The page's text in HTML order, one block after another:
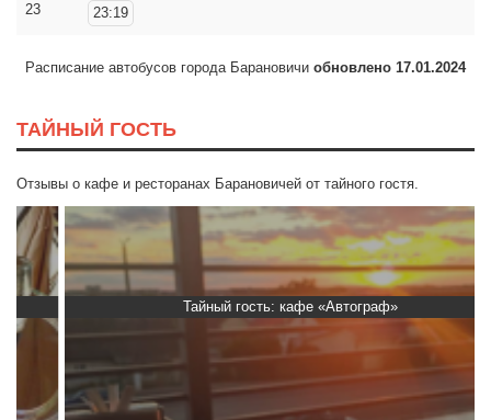
23 23:19
Расписание автобусов города Барановичи обновлено 17.01.2024
ТАЙНЫЙ ГОСТЬ
Отзывы о кафе и ресторанах Барановичей от тайного гостя.
Тайный гость: кафе «Автограф»